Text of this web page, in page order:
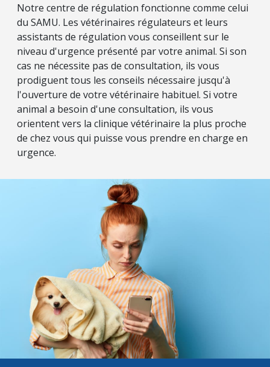
Notre centre de régulation fonctionne comme celui
du SAMU. Les vétérinaires régulateurs et leurs
assistants de régulation vous conseillent sur le
niveau d'urgence présenté par votre animal. Si son
cas ne nécessite pas de consultation, ils vous
prodiguent tous les conseils nécessaire jusqu'à
l'ouverture de votre vétérinaire habituel. Si votre
animal a besoin d'une consultation, ils vous
orientent vers la clinique vétérinaire la plus proche
de chez vous qui puisse vous prendre en charge en
urgence.